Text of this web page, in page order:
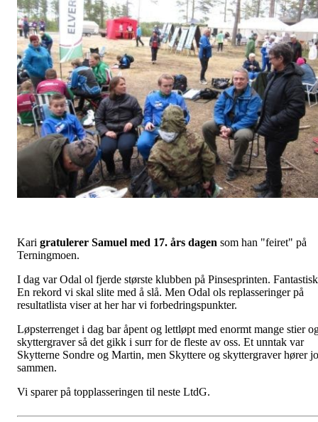
Kari gratulerer Samuel med 17. års dagen som han "feiret" på
Terningmoen.
I dag var Odal ol fjerde største klubben på Pinsesprinten.
En rekord vi skal slite med å slå. Men Odal ols replasseringer på
resultatlista viser at her har vi forbedringspunkter.
Løpsterrenget i dag bar åpent og lettløpt med enormt mange stier
skyttergraver så det gikk i surr for de fleste av oss. Et unntak var
Skytterne Sondre og Martin, men Skyttere og skyttergraver hører jo
sammen.
Vi sparer på topplasseringen til neste LtdG.